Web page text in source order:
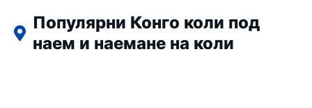
Популярни Конго коли под
наем и наемане на коли